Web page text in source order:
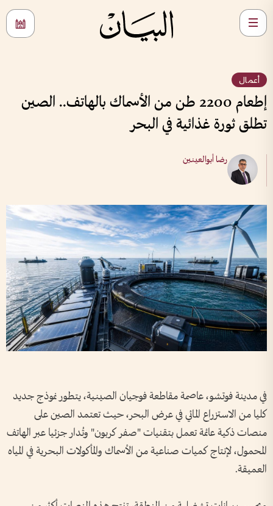
أعمال
إطعام 2200 طن من الأسماك بالهاتف.. الصين
تطلق ثورة غذائية في البحر
رضا أبوالعينين
في مدينة فوتشو، عاصمة مقاطعة فوجيان الصينية، يتطور نموذج جديد
كليا من الاستزراع المائي في عرض البحر، حيث تعتمد الصين على
منصات ذكية عائمة تعمل بتقنيات "صفر كربون" وتُدار جزئيا عبر الهاتف
المحمول، لإنتاج كميات صناعية من الأسماك والمأكولات البحرية في المياه
العميقة.